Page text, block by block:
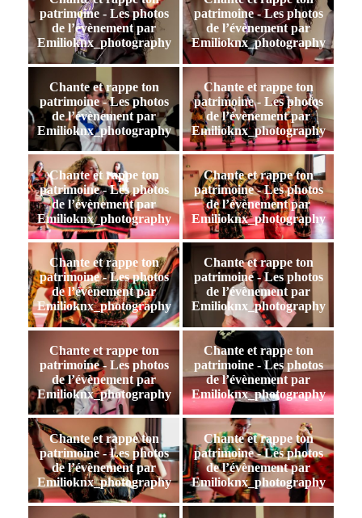
patrimoine - Les photos
de l’évènement par
Emilioknx_photography
patrimoine - Les photos
de l’évènement par
Emilioknx_photography
Chante et rappe ton
patrimoine - Les photos
de l’évènement par
Emilioknx_photography
Chante et rappe ton
patrimoine - Les photos
de l’évènement par
Emilioknx_photography
Chante et rappe ton
patrimoine - Les photos
de l’évènement par
Emilioknx_photography
Chante et rappe ton
patrimoine - Les photos
de l’évènement par
Emilioknx_photography
Chante et rappe ton
patrimoine - Les photos
de l’évènement par
Emilioknx_photography
Chante et rappe ton
patrimoine - Les photos
de l’évènement par
Emilioknx_photography
Chante et rappe ton
patrimoine - Les photos
de l’évènement par
Emilioknx_photography
Chante et rappe ton
patrimoine - Les photos
de l’évènement par
Emilioknx_photography
Chante et rappe ton
patrimoine - Les photos
de l’évènement par
Emilioknx_photography
Chante et rappe ton
patrimoine - Les photos
de l’évènement par
Emilioknx_photography